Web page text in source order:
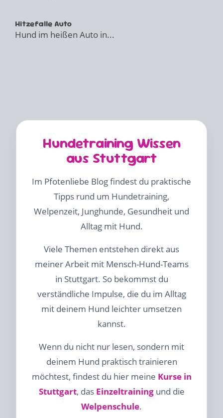
Hitzefalle Auto
Hund im heißen Auto in...
Hundetraining Wissen
aus Stuttgart
Im Pfotenliebe Blog findest du praktische
Tipps rund um Hundetraining,
Welpenzeit, Junghunde, Gesundheit und
Alltag mit Hund.
Viele Themen entstehen direkt aus
meiner Arbeit mit Mensch-Hund-Teams
in Stuttgart. So bekommst du
verständliche Impulse, die du im Alltag
mit deinem Hund leichter umsetzen
kannst.
Wenn du nicht nur lesen, sondern mit
deinem Hund praktisch trainieren
möchtest, findest du hier meine Kurse in
Stuttgart, das Einzeltrainingund die
Welpenschule.